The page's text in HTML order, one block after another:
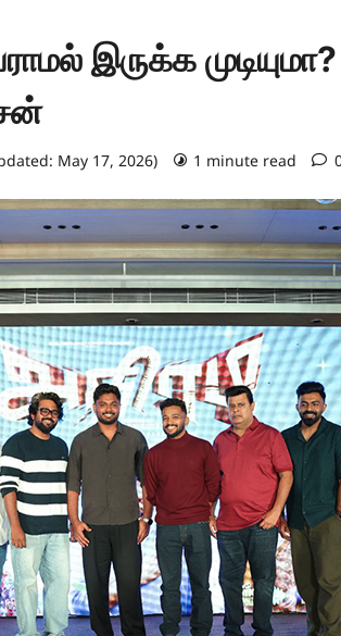
இருக்க முடியுமா?
May 17, 2026) 1 minute read